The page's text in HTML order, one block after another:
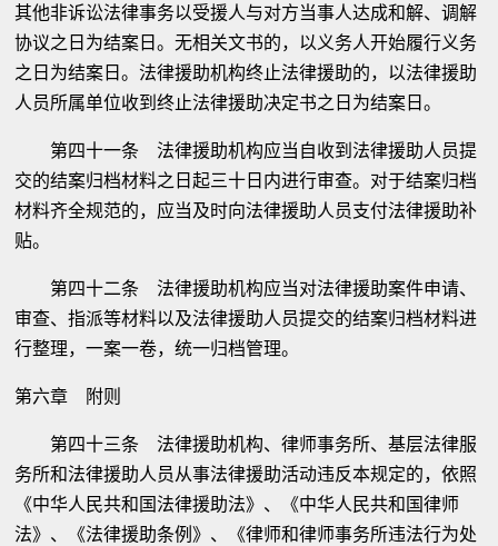
其他非诉讼法律事务以受援人与对方当事人达成和解、调解
协议之日为结案日。无相关文书的，以义务人开始履行义务
之日为结案日。法律援助机构终止法律援助的，以法律援助
人员所属单位收到终止法律援助决定书之日为结案日。
第四十一条 法律援助机构应当自收到法律援助人员提
交的结案归档材料之日起三十日内进行审查。对于结案归档
材料齐全规范的，应当及时向法律援助人员支付法律援助补
贴。
第四十二条 法律援助机构应当对法律援助案件申请、
审查、指派等材料以及法律援助人员提交的结案归档材料进
行整理，一案一卷，统一归档管理。
第六章 附则
第四十三条 法律援助机构、律师事务所、基层法律服
务所和法律援助人员从事法律援助活动违反本规定的，依照
《中华人民共和国法律援助法》、《中华人民共和国律师
法》、《法律援助条例》、《律师和律师事务所违法行为处